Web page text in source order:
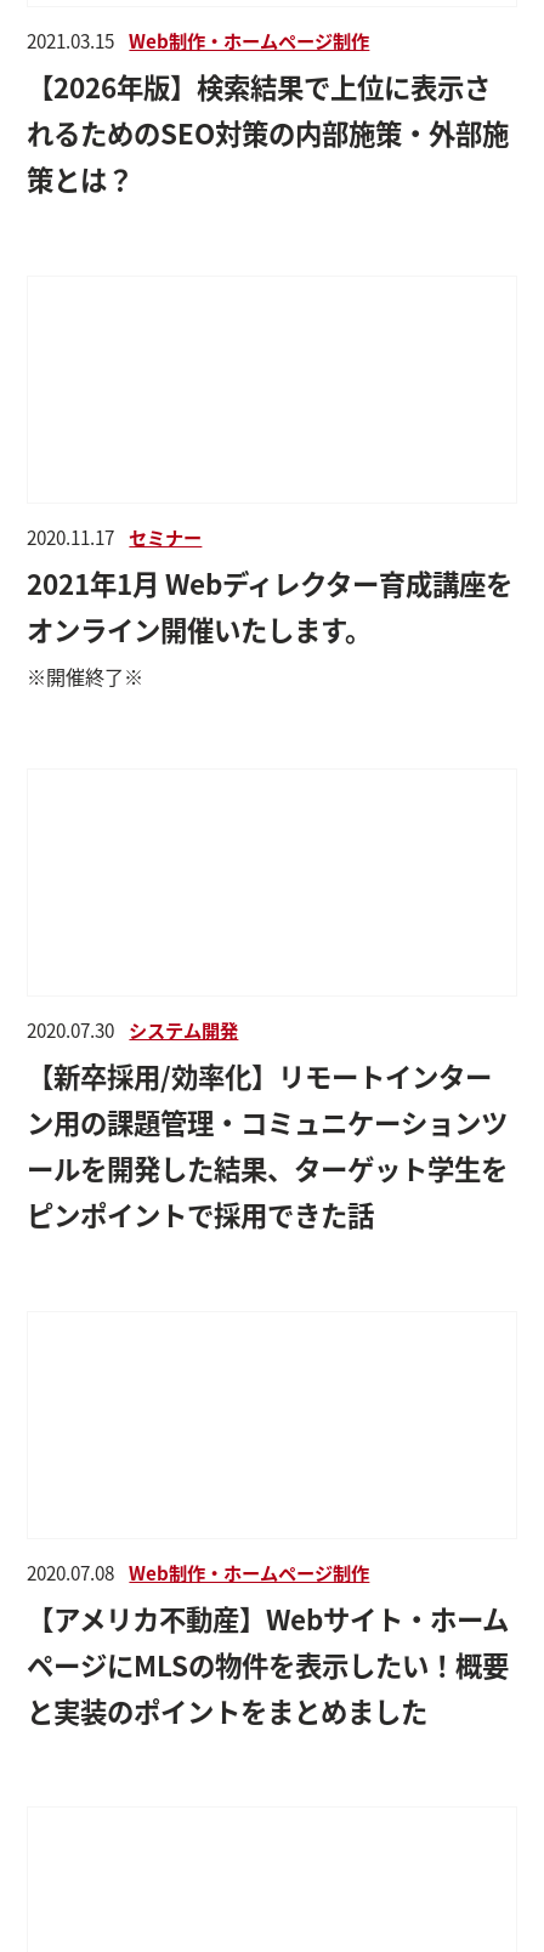
2021.03.15 Web制作・ホームページ制作
【2026年版】検索結果で上位に表示さ
れるためのSEO対策の内部施策・外部施
策とは？
2020.11.17 セミナー
2021年1月 Webディレクター育成講座を
オンライン開催いたします。
※開催終了※
2020.07.30 システム開発
【新卒採用/効率化】リモートインター
ン用の課題管理・コミュニケーションツ
ールを開発した結果、ターゲット学生を
ピンポイントで採用できた話
2020.07.08 Web制作・ホームページ制作
【アメリカ不動産】Webサイト・ホーム
ページにMLSの物件を表示したい！概要
と実装のポイントをまとめました